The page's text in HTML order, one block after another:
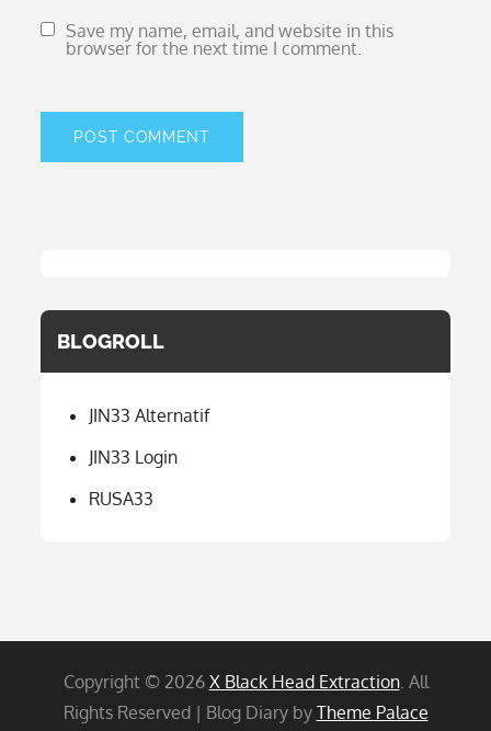
Save my name, email, and website in this
browser for the next time I comment.
BLOGROLL
JIN33 Alternatif
JIN33 Login
RUSA33
Copyright © 2026 X Black Head Extraction. All
Rights Reserved | Blog Diary by Theme Palace